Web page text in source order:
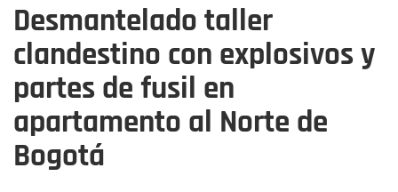
Desmantelado taller
clandestino con explosivos y
partes de fusil en
apartamento al Norte de
Bogotá